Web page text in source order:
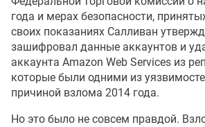
года и мерах безопасности,
своих показаниях Салливан
зашифровал данные аккаунтов и
аккаунта Amazon Web Services из
которые были одними из
причиной взлома 2014 года.
Но это было не совсем правдой.